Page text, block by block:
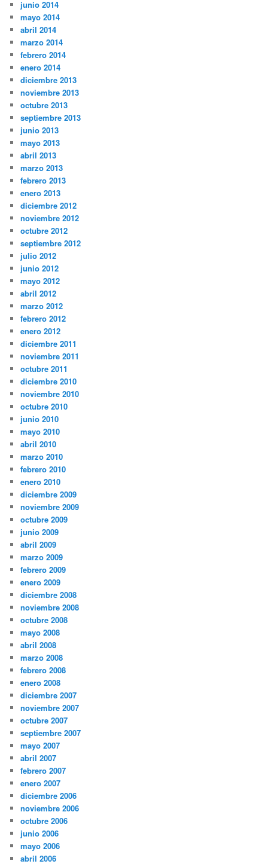
junio 2014
mayo 2014
abril 2014
marzo 2014
febrero 2014
enero 2014
diciembre 2013
noviembre 2013
octubre 2013
septiembre 2013
junio 2013
mayo 2013
abril 2013
marzo 2013
febrero 2013
enero 2013
diciembre 2012
noviembre 2012
octubre 2012
septiembre 2012
julio 2012
junio 2012
mayo 2012
abril 2012
marzo 2012
febrero 2012
enero 2012
diciembre 2011
noviembre 2011
octubre 2011
diciembre 2010
noviembre 2010
octubre 2010
junio 2010
mayo 2010
abril 2010
marzo 2010
febrero 2010
enero 2010
diciembre 2009
noviembre 2009
octubre 2009
junio 2009
abril 2009
marzo 2009
febrero 2009
enero 2009
diciembre 2008
noviembre 2008
octubre 2008
mayo 2008
abril 2008
marzo 2008
febrero 2008
enero 2008
diciembre 2007
noviembre 2007
octubre 2007
septiembre 2007
mayo 2007
abril 2007
febrero 2007
enero 2007
diciembre 2006
noviembre 2006
octubre 2006
junio 2006
mayo 2006
abril 2006